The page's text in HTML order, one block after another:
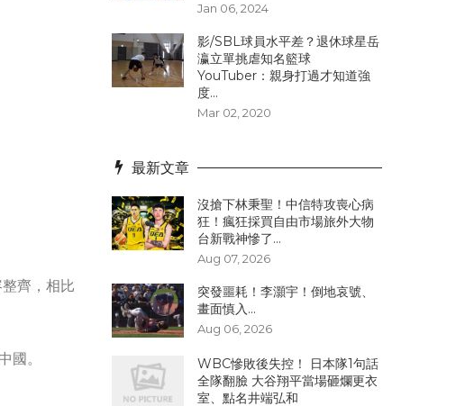
齊，相比
國。
Jan 06, 2024
影/SBL球員水平差？退休球星岳
瀛立單挑虐知名籃球
YouTuber：親身打過才知道強
度...
Mar 02, 2020
最新文章
沒搶下林秉聖！中信特攻喪心病
狂！瘋狂採買自由市場旅外大物
台新戰神慘了...
Aug 07, 2026
突發噩耗！李灝宇！倒地哀號、
畫面慎入...
Aug 06, 2026
WBC慘敗後失控！ 日本隊1句話
全隊翻臉 大谷翔平當場砸爛更衣
室、點名井端弘和